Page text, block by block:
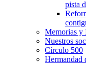
pista
Memorias y
Nuestros
Círculo 500
Hermandad